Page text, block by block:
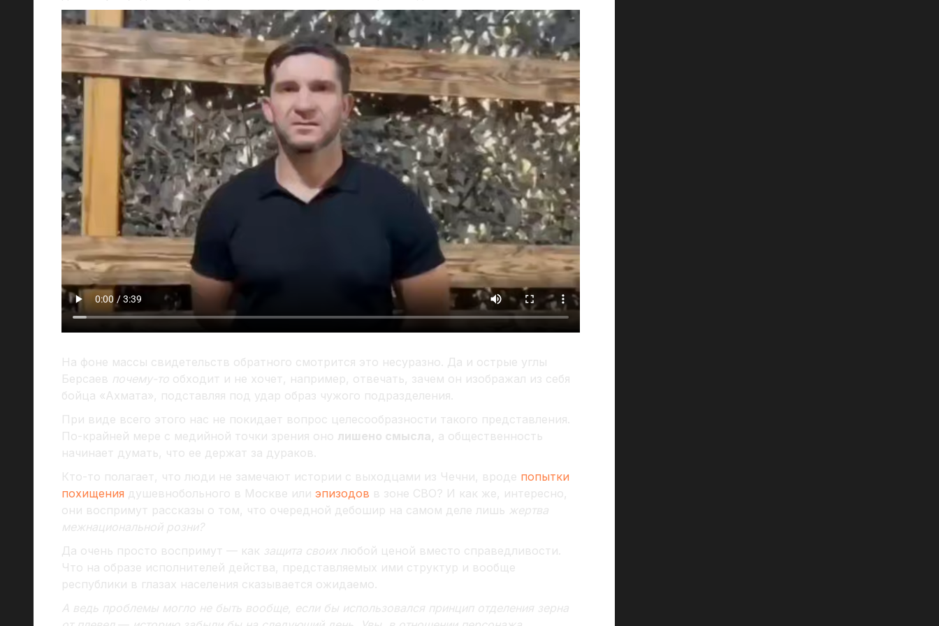
На фоне массы свидетельств обратного смотрится это несуразно. Да и острые углы
Берсаев почему-то обходит и не хочет, например, отвечать, зачем он изображал из себя
бойца «Ахмата», подставляя под удар образ чужого подразделения.
При виде всего этого нас не покидает вопрос целесообразности такого представления.
По-крайней мере с медийной точки зрения оно лишено смысла, а общественность
начинает думать, что ее держат за дураков.
Кто-то полагает, что люди не замечают истории с выходцами из Чечни, вроде попытки
похищения душевнобольного в Москве или эпизодов в зоне СВО? И как же, интересно,
они воспримут рассказы о том, что очередной дебошир на самом деле лишь жертва
межнациональной розни?
Да очень просто воспримут — как защита своих любой ценой вместо справедливости.
Что на образе исполнителей действа, представляемых ими структур и вообще
республики в глазах населения сказывается ожидаемо.
А ведь проблемы могло не быть вообще, если бы использовался принцип отделения зерна